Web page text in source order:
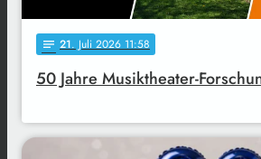
notes 21. Juli 2026 11:58
50 Jahre Musiktheater-